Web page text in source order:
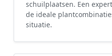
schuilplaatsen. Een
de ideale
situatie.